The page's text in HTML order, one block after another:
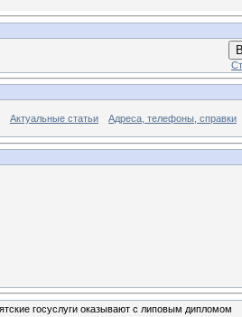
Актуальные статьи Адреса, телефоны, справки
госуслуги оказывают с липовым дипломом